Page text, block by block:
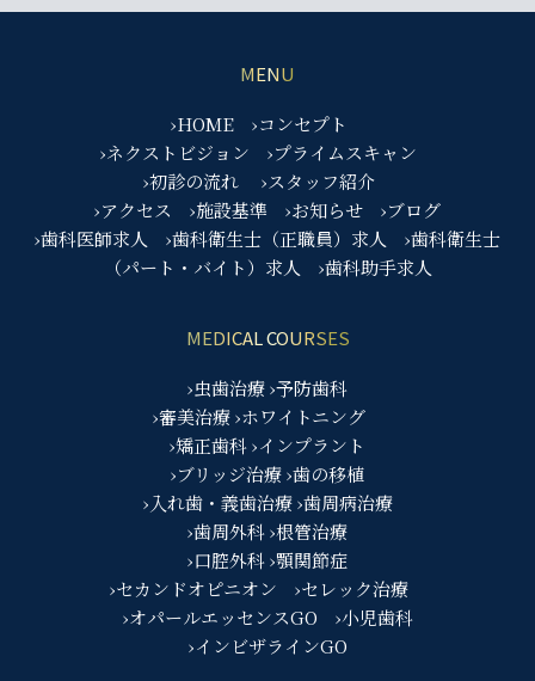
MENU
›HOME
›コンセプト
›ネクストビジョン
›プライムスキャン
›初診の流れ
›スタッフ紹介
›アクセス
›施設基準 ›お知らせ
›ブログ
›歯科医師求人
›歯科衛生士（正職員）求人
›歯科衛生士
（パート・バイト）求人
›歯科助手求人
MEDICAL COURSES
›虫歯治療›予防歯科
›審美治療 ›ホワイトニング
›矯正歯科›インプラント
›ブリッジ治療›歯の移植
›入れ歯・義歯治療 ›歯周病治療
›歯周外科›根管治療
›口腔外科›顎関節症
›セカンドオピニオン
›セレック治療
›オパールエッセンスGO
›小児歯科
›インビザラインGO